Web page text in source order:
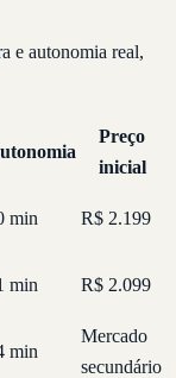
e autonomia real,
Preço
inicial
min R$ 2.199
min R$ 2.099
min
Mercado
secundário